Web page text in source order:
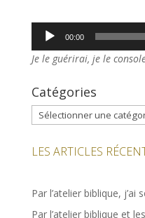
Lecteur
00:00
Je le guérirai, je le
Catégories
Catégories
LES ARTICLES
Par l’atelier biblique, j’ai
Par l’atelier biblique et